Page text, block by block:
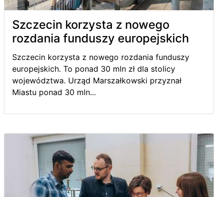
Szczecin korzysta z nowego
rozdania funduszy europejskich
Szczecin korzysta z nowego rozdania funduszy
europejskich. To ponad 30 mln zł dla stolicy
województwa. Urząd Marszałkowski przyznał
Miastu ponad 30 mln...